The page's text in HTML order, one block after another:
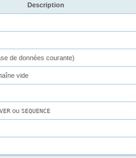
Description
de données courante)
vide
ou SEQUENCE